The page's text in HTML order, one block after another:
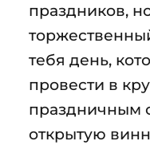
праздников,
тебя день,
провести в
праздничным
открытую